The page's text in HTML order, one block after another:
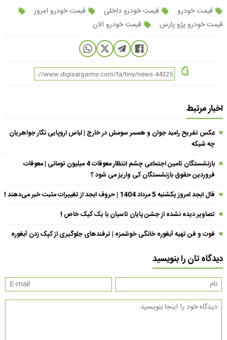
قیمت خودرو قیمت خودرو داخلی
قیمت خودرو امروز
قیمت خودرو پژو پارس
قیمت خودرو الان
اخبار مرتبط
عکس تفریح رامبد جوان و همسر سومش در خارج | لباس اروپایی نگار جواهریان
چه شیکه
بازنشستگان تامین اجتماعی چشم انتظار معوقات 4 میلیون تومانی | معوقات
فروردین حقوق بازنشستگان کی واریز می شود ؟
فال ابجد امروز یکشنبه 5 مرداد 1404 | حروف ابجد از تغییرات مثبت خبر می‌دهند !
تصاویر دیده نشده از جشن پایان تاسیان با یک کیک خاص !
فوت و فن تهیه آبغوره خانگی خوشمزه | ترفندهای جلوگیری از کپک زدن آبغوره
دیدگاه تان را بنویسید